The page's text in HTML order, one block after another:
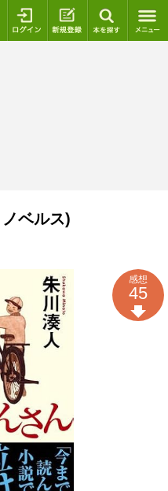
ログイン 新規登録
ベルス)
感想
45